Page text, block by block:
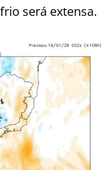
será extensa.